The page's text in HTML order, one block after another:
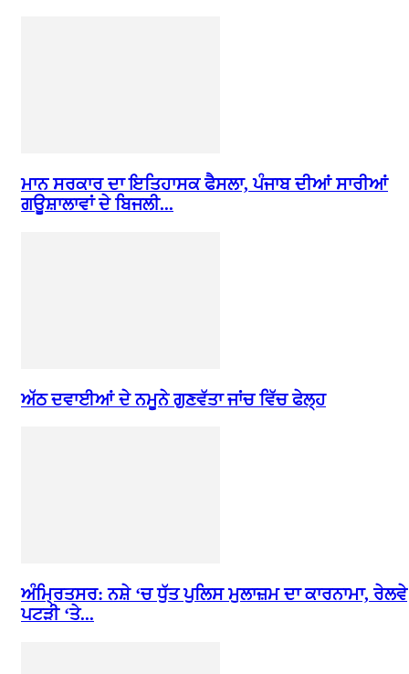
ਮਾਨ ਸਰਕਾਰ ਦਾ ਇਤਿਹਾਸਕ ਫੈਸਲਾ, ਪੰਜਾਬ ਦੀਆਂ ਸਾਰੀਆਂ
ਗਊਸ਼ਾਲਾਵਾਂ ਦੇ ਬਿਜਲੀ...
ਅੱਠ ਦਵਾਈਆਂ ਦੇ ਨਮੂਨੇ ਗੁਣਵੱਤਾ ਜਾਂਚ ਵਿੱਚ ਫੇਲ੍ਹ
ਅੰਮ੍ਰਿਤਸਰ: ਨਸ਼ੇ ‘ਚ ਧੁੱਤ ਪੁਲਿਸ ਮੁਲਾਜ਼ਮ ਦਾ ਕਾਰਨਾਮਾ, ਰੇਲਵੇ
ਪਟੜੀ ‘ਤੇ...